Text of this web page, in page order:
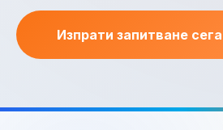
Изпрати запитване сега